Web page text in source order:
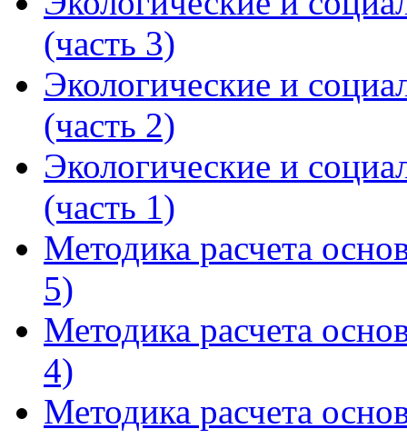
(часть 3)
Экологические и
(часть 2)
Экологические и
(часть 1)
Методика расчета
5)
Методика расчета
4)
Методика расчета